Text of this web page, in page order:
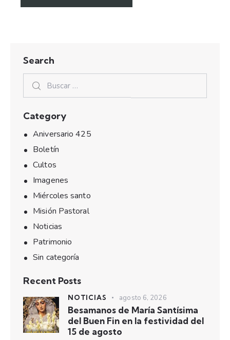
Search
Category
Aniversario 425
Boletín
Cultos
Imagenes
Miércoles santo
Misión Pastoral
Noticias
Patrimonio
Sin categoría
Recent Posts
NOTICIAS agosto 6, 2026
Besamanos de María Santísima
del Buen Fin en la festividad del
15 de agosto